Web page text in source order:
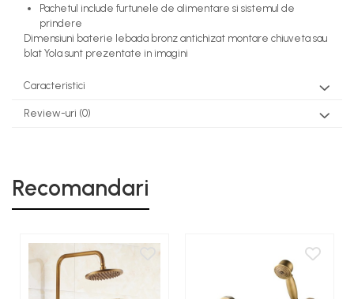
Pachetul include furtunele de alimentare si sistemul de
prindere
Dimensiuni baterie lebada bronz antichizat montare chiuveta sau
blat Yola sunt prezentate in imagini
Caracteristici
Review-uri (0)
Recomandari